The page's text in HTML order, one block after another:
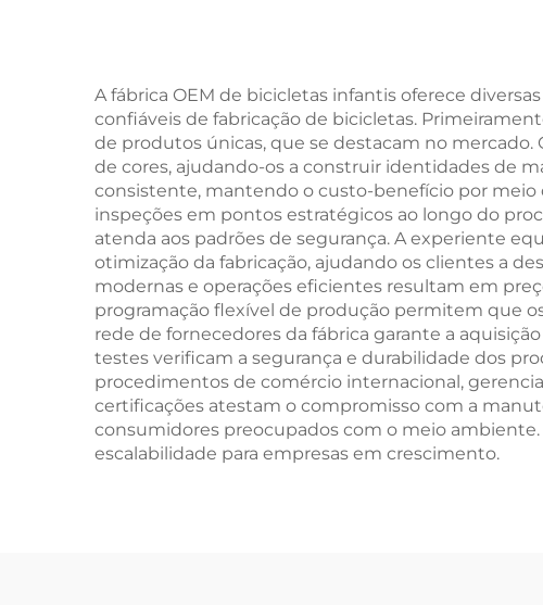
Aço para Estudantes
Práticas ao Ar Livre
A fábrica OEM de bicicletas infantis oferece
confiáveis de fabricação de bicicletas.
de produtos únicas, que se destacam no
de cores, ajudando-os a construir identidades de
consistente, mantendo o custo-benefício por
inspeções em pontos estratégicos ao longo do
atenda aos padrões de segurança. A experiente
otimização da fabricação, ajudando os clientes a
modernas e operações eficientes resultam em
programação flexível de produção permitem que
rede de fornecedores da fábrica garante a
testes verificam a segurança e durabilidade dos
procedimentos de comércio internacional,
certificações atestam o compromisso com a
consumidores preocupados com o meio
escalabilidade para empresas em crescimento.